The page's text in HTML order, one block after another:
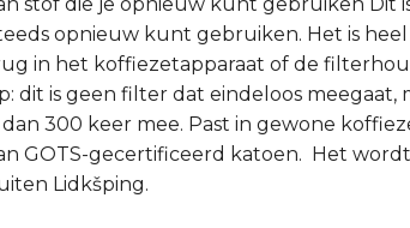
opnieuw kunt gebruiken. Het is
in het koffiezetapparaat of de
dit is geen filter dat eindeloos
300 keer mee. Past in gewone
GOTS-gecertificeerd katoen. Het
Lidkšping.